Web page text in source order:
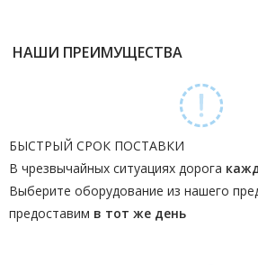
НАШИ ПРЕИМУЩЕСТВА
БЫСТРЫЙ СРОК ПОСТАВКИ
В чрезвычайных ситуациях дорога
Выберите оборудование из нашего
предоставим в тот же день